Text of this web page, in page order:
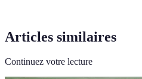
Articles similaires
Continuez votre lecture